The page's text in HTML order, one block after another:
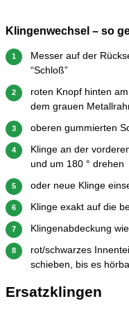
Klingenwechsel – so
1
Messer auf der
“Schloß”
2
roten Knopf hinten
dem grauen
3 oberen gummierten
4
Klinge an der
und um 180 ° drehen
5 oder neue Klinge
6 Klinge exakt auf die
7 Klingenabdeckung
8
rot/schwarzes
schieben, bis es
Ersatzklingen